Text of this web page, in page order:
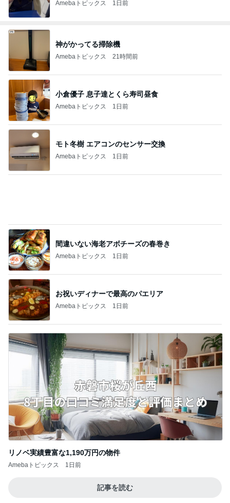
Amebaトピックス 1日前
神がかってる掃除機
Amebaトピックス 21時間前
小倉優子 息子達とくら寿司昼食
Amebaトピックス 1日前
モト冬樹 エアコンのセンサー交換
Amebaトピックス 1日前
お祝いディナーで最高のパエリア
Amebaトピックス 1日前
リノベ実績豊富な1,190万円の物件
Amebaトピックス 1日前
記事を読む
Amebaトピックス 1日前